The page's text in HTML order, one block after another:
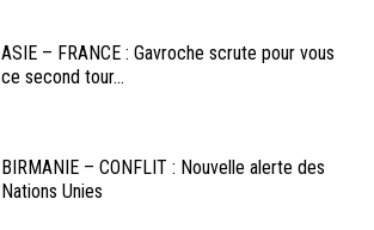
ASIE – FRANCE : Gavroche scrute pour vous
ce second tour...
BIRMANIE – CONFLIT : Nouvelle alerte des
Nations Unies